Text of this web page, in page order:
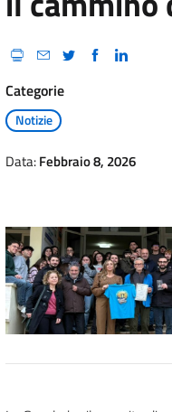
Categorie
Notizie
Data:Febbraio 8, 2026